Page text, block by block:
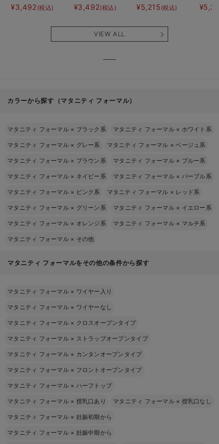
ト半袖ティアード
ネグリジェ マタ
¥3,492 (税込)
ト半袖フレアワン
ピース マタニテ
も長く使える】
¥3,492(税込)
にもなる授乳キャ
ミソール
¥5,215 (税込)
ェー
VIEW ALL
カラーから探す（マタニティ フォーマル）
マタニティ フォーマル × ブラック系 マタニティ フォーマル × ホワイト系
マタニティ フォーマル × グレー系 マタニティ フォーマル ×ベージュ系
マタニティ フォーマル × ブラウン系 マタニティ フォーマル × ブルー系
マタニティ フォーマル × ネイビー系 マタニティ フォーマル × パープル系
マタニティ フォーマル × ピンク系 マタニティ フォーマル × レッド系
マタニティ フォーマル × グリーン系 マタニティ フォーマル × イエロー系
マタニティ フォーマル × オレンジ系 マタニティ フォーマル × マルチ系
マタニティ フォーマル × その他
マタニティ フォーマルをその他の条件から探す
マタニティ フォーマル × ワイヤー入り
マタニティ フォーマル × ワイヤーなし
マタニティ フォーマル × クロスオープンタイプ
マタニティ フォーマル × ストラップオープンタイプ
マタニティ フォーマル × カンタンオープンタイプ
マタニティ フォーマル × フロントオープンタイプ
マタニティ フォーマル × ハーフトップ
マタニティ フォーマル × 授乳口あり マタニティ フォーマル × 授乳口なし
マタニティ フォーマル × 妊娠初期から
マタニティ フォーマル × 妊娠中期から